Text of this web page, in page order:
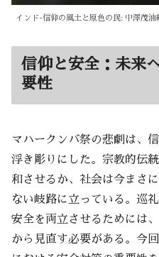
インド-信仰の風土と原色の民: 中澤茂油
信仰と安全：未来
要性
マハークンバ祭の悲劇は、
浮き彫りにした。宗教的伝
和させるか、社会は今まさ
ない岐路に立っている。巡
安全を両立させるためには
から見直す必要がある。今